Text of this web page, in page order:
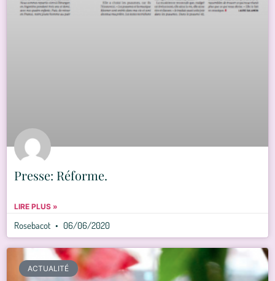
Presse: Réforme.
LIRE PLUS »
Rosebacot 06/06/2020
ACTUALITÉ